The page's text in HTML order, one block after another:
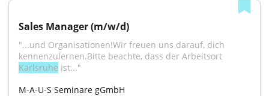
Sales Manager (m/w/d)
"...und Organisationen!Wir freuen uns darauf, dich
Karlsruhe ist..."
M-A-U-S Seminare gGmbH